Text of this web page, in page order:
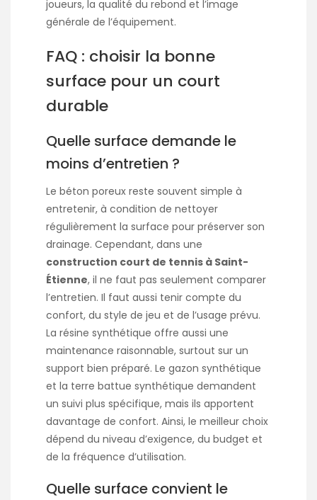
joueurs, la qualité du rebond et l’image
générale de l’équipement.
FAQ : choisir la bonne
surface pour un court
durable
Quelle surface demande le
moins d’entretien ?
Le béton poreux reste souvent simple à
entretenir, à condition de nettoyer
régulièrement la surface pour préserver son
drainage. Cependant, dans une
construction court de tennis à Saint-
Étienne, il ne faut pas seulement comparer
l’entretien. Il faut aussi tenir compte du
confort, du style de jeu et de l’usage prévu.
La résine synthétique offre aussi une
maintenance raisonnable, surtout sur un
support bien préparé. Le gazon synthétique
et la terre battue synthétique demandent
un suivi plus spécifique, mais ils apportent
davantage de confort. Ainsi, le meilleur choix
dépend du niveau d’exigence, du budget et
de la fréquence d’utilisation.
Quelle surface convient le